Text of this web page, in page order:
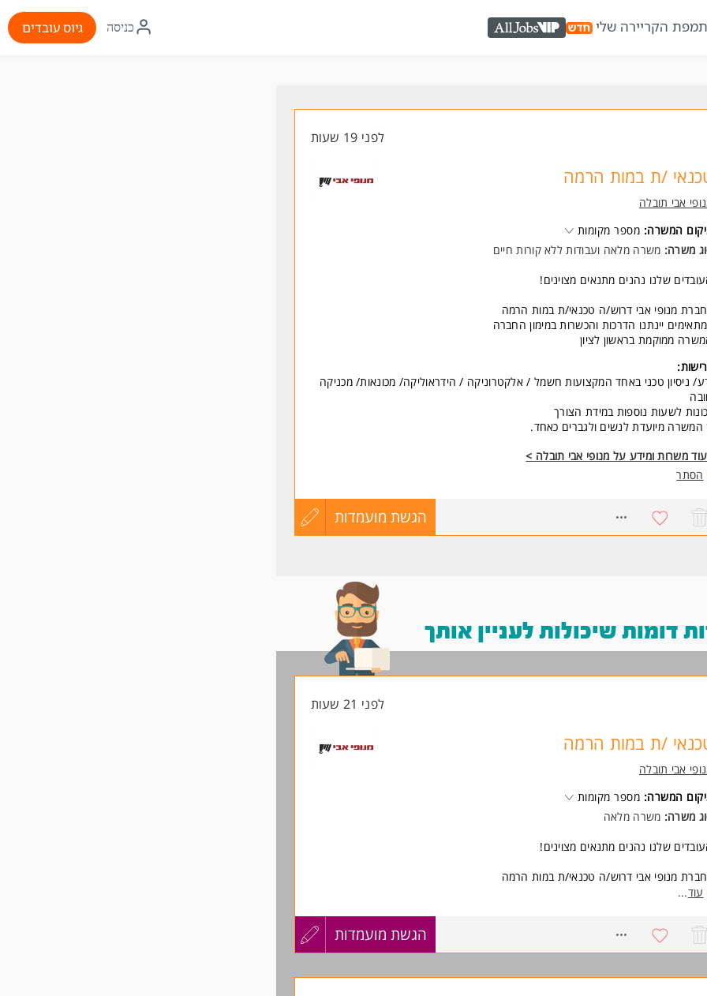
מפת הקריירה שלי AllJobs VIP
איקון
התחברות
כניסה גיוס עובדים
לפני 19 שעות
/ת במות הרמה
אבי תובלה
המשרה: מספר מקומות
משרה: משרה מלאה ועבודות ללא קורות חיים
שלנו נהנים מתנאים מצוינים!
מנופי אבי דרוש/ה טכנאי/ת במות הרמה
יינתנו הדרכות והכשרות במימון החברה
ממוקמת בראשון לציון
ניסיון טכני באחד המקצועות חשמל / אלקטרוניקה / הידראוליקה/ מכונאות/ מכניקה
לשעות נוספות במידת הצורך
מיועדת לנשים ולגברים כאחד.
משרות ומידע על מנופי אבי תובלה >
הסתר
הגשת מועמדות
עדכון
דומות שיכולות לעניין אותך
לפני 21 שעות
/ת במות הרמה
אבי תובלה
המשרה: מספר מקומות
משרה: משרה מלאה
שלנו נהנים מתנאים מצוינים!
מנופי אבי דרוש/ה טכנאי/ת במות הרמה
יינתנו הדרכות והכשרות במימון החברה
דרישות:
ידע/ ניסיון טכני באחד המקצועות חשמל / אלקטרוניקה / הידראוליקה/ מכונאות/ מכניקה
לשעות נוספות במידת הצורך
עוד...
הגשת מועמדות
עדכון